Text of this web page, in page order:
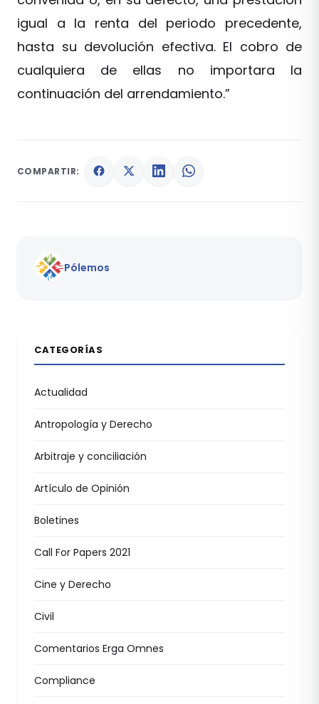
igual a la renta del periodo precedente,
hasta su devolución efectiva. El cobro de
cualquiera de ellas no importara la
continuación del arrendamiento.”
COMPARTIR:
Pólemos
CATEGORÍAS
Actualidad
Antropología y Derecho
Arbitraje y conciliación
Artículo de Opinión
Boletines
Call For Papers 2021
Cine y Derecho
Civil
Comentarios Erga Omnes
Compliance